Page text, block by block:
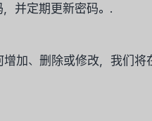
并定期更新密码。.
加、删除或修改，我们